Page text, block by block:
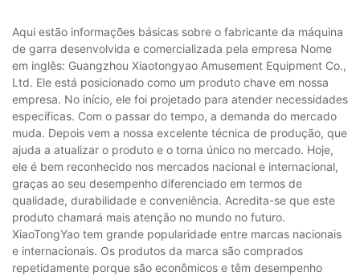
Aqui estão informações básicas sobre o fabricante da máquina
de garra desenvolvida e comercializada pela empresa Nome
em inglês: Guangzhou Xiaotongyao Amusement Equipment Co.,
Ltd. Ele está posicionado como um produto chave em nossa
empresa. No início, ele foi projetado para atender necessidades
específicas. Com o passar do tempo, a demanda do mercado
muda. Depois vem a nossa excelente técnica de produção, que
ajuda a atualizar o produto e o torna único no mercado. Hoje,
ele é bem reconhecido nos mercados nacional e internacional,
graças ao seu desempenho diferenciado em termos de
qualidade, durabilidade e conveniência. Acredita-se que este
produto chamará mais atenção no mundo no futuro.
XiaoTongYao tem grande popularidade entre marcas nacionais
e internacionais. Os produtos da marca são comprados
repetidamente porque são econômicos e têm desempenho